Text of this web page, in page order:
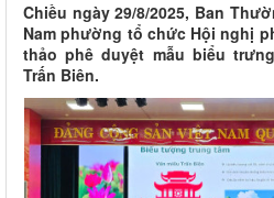
Chiều ngày 29/8/2025, Ban
Nam phường tổ chức Hội nghị
thảo phê duyệt mẫu biểu
Trấn Biên.